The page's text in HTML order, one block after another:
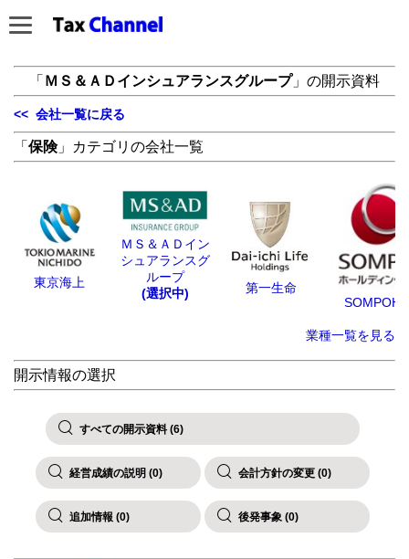
「 ＭＳ＆ＡＤインシュアランスグループ」の開示資料
<< 会社一覧に戻る
「 保険」カテゴリの会社一覧
東京海上
ＭＳ＆ＡＤイン
シュアランスグ
ループ
(選択中)
第一生命
SOMPOHD
業種一覧を見る
開示情報の選択
すべての開示資料 (6)
経営成績の説明 (0) 会計方針の変更 (0)
追加情報 (0) 後発事象 (0)